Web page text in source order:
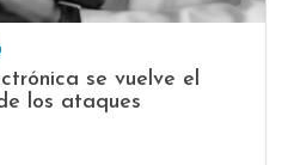
se vuelve el
los ataques